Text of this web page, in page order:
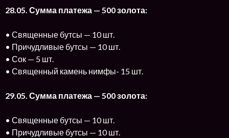
28.05. Сумма платежа — 500 золота:
• Священные бутсы — 10 шт.
• Причудливые бутсы — 10 шт.
• Сок — 5 шт.
• Священный камень нимфы- 15 шт.
29.05. Сумма платежа — 500 золота:
• Священные бутсы — 10 шт.
• Причудливые бутсы — 10 шт.